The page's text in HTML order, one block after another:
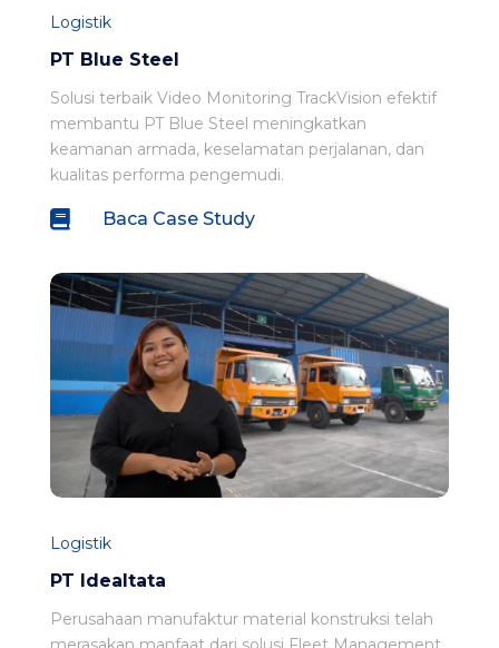
PT Blue Steel
Logistik
Solusi terbaik Video Monitoring TrackVision efektif
membantu PT Blue Steel meningkatkan
keamanan armada, keselamatan perjalanan, dan
kualitas performa pengemudi.
 Baca Case Study
PT Idealtata
Logistik
Perusahaan manufaktur material konstruksi telah